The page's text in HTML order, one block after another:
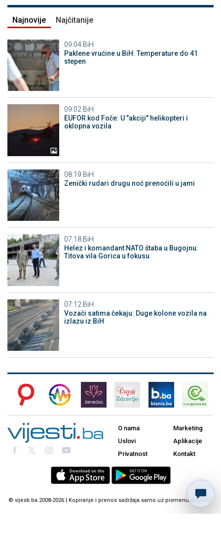
Najnovije Najčitanije
09:04 BiH
Paklene vrućine u BiH: Temperature do 41
stepen
09:02 BiH
EUFOR kod Foče: U "akciji" helikopteri i
oklopna vozila
08:19 BiH
Zenički rudari drugu noć prenoćili u jami
07:18 BiH
Helez i komandant NATO štaba u Bugojnu:
Titova vila Gorica u fokusu
07:12 BiH
Vozači satima čekaju: Duge kolone vozila na
izlazu iz BiH
O nama
Uslovi
Privatnost
Marketing
Aplikacije
Kontakt
© vijesti.ba 2008-2026 | Kopiranje i prenos sadržaja samo uz pismenu dozvolu.